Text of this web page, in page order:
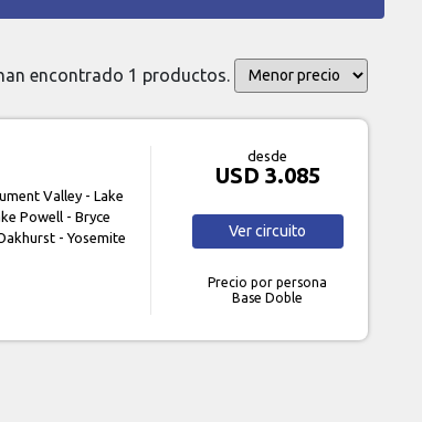
encontrado 1 productos.
Valley - Lake
Powell - Bryce
- Yosemite
desde
USD 3.085
Vercircuito
Precio por persona
Base Doble